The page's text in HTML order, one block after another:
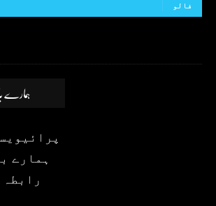
فالو
ہمارے